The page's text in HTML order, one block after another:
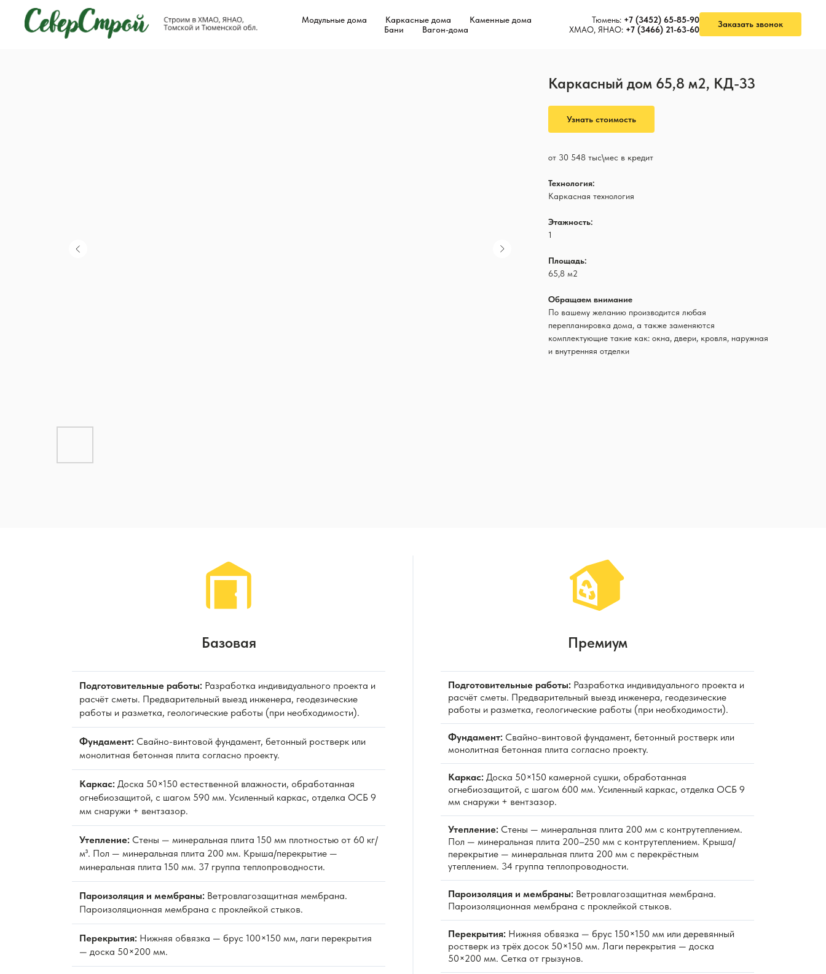
Модульные дома Каркасные дома
Каменные дома
Бани
Вагон-дома
Тюмень: +7 (3452) 65-85-90
ХМАО, ЯНАО: +7 (3466) 21-63-60
Заказать звонок
Каркасный дом 65,8 м2, КД-33
Узнать стоимость
от 30 548 тыс\мес в кредит
Технология:
Каркасная технология
Этажность:
1
Площадь:
65,8 м2
Обращаем внимание
По вашему желанию производится любая
перепланировка дома, а также заменяются
комплектующие такие как: окна, двери, кровля, наружная
и внутренняя отделки
Базовая
Подготовительные работы: Разработка индивидуального проекта и
расчёт сметы. Предварительный выезд инженера, геодезические
работы и разметка, геологические работы (при необходимости).
Фундамент: Свайно-винтовой фундамент, бетонный ростверк или
монолитная бетонная плита согласно проекту.
Каркас: Доска 50×150 естественной влажности, обработанная
огнебиозащитой, с шагом 590 мм. Усиленный каркас, отделка ОСБ 9
мм снаружи + вентзазор.
Утепление: Стены — минеральная плита 150 мм плотностью от 60 кг/
м³. Пол — минеральная плита 200 мм. Крыша/перекрытие —
минеральная плита 150 мм. 37 группа теплопроводности.
Пароизоляция и мембраны: Ветровлагозащитная мембрана.
Пароизоляционная мембрана с проклейкой стыков.
Перекрытия: Нижняя обвязка — брус 100×150 мм, лаги перекрытия
— доска 50×200 мм.
Премиум
Подготовительные работы: Разработка индивидуального проекта и
расчёт сметы. Предварительный выезд инженера, геодезические
работы и разметка, геологические работы (при необходимости).
Фундамент: Свайно-винтовой фундамент, бетонный ростверк или
монолитная бетонная плита согласно проекту.
Каркас: Доска 50×150 камерной сушки, обработанная
огнебиозащитой, с шагом 600 мм. Усиленный каркас, отделка ОСБ 9
мм снаружи + вентзазор.
Утепление: Стены — минеральная плита 200 мм с контрутеплением.
Пол — минеральная плита 200–250 мм с контрутеплением. Крыша/
перекрытие — минеральная плита 200 мм с перекрёстным
утеплением. 34 группа теплопроводности.
Пароизоляция и мембраны: Ветровлагозащитная мембрана.
Пароизоляционная мембрана с проклейкой стыков.
Перекрытия: Нижняя обвязка — брус 150×150 мм или деревянный
ростверк из трёх досок 50×150 мм. Лаги перекрытия — доска
50×200 мм. Сетка от грызунов.